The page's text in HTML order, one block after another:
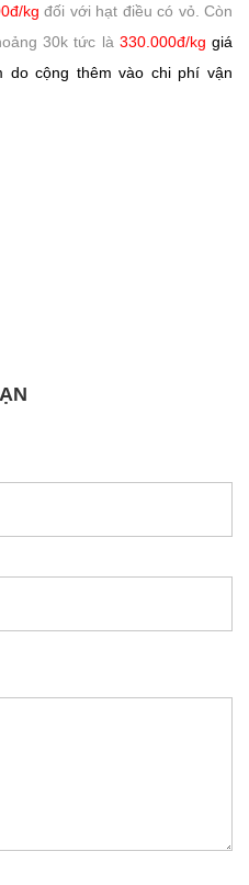
kg đối với hạt điều có vỏ. Còn
30k tức là 330.000đ/kg giá
do cộng thêm vào chi phí vận